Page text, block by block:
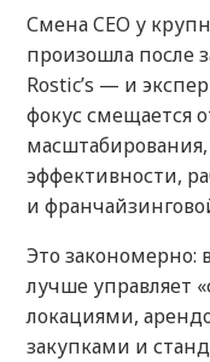
Смена CEO у
произошла после
Rostic’s — и
фокус смещается
эффективности,
и
Это закономерно:
лучше управляет
локациями,
закупками и